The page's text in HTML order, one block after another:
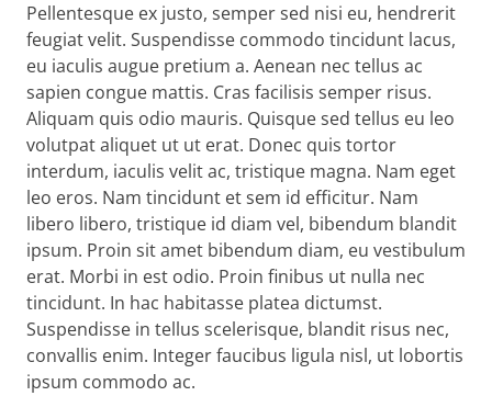
Pellentesque ex justo, semper sed nisi eu, hendrerit
feugiat velit. Suspendisse commodo tincidunt lacus,
eu iaculis augue pretium a. Aenean nec tellus ac
sapien congue mattis. Cras facilisis semper risus.
Aliquam quis odio mauris. Quisque sed tellus eu leo
volutpat aliquet ut ut erat. Donec quis tortor
interdum, iaculis velit ac, tristique magna. Nam eget
leo eros. Nam tincidunt et sem id efficitur. Nam
libero libero, tristique id diam vel, bibendum blandit
ipsum. Proin sit amet bibendum diam, eu vestibulum
erat. Morbi in est odio. Proin finibus ut nulla nec
tincidunt. In hac habitasse platea dictumst.
Suspendisse in tellus scelerisque, blandit risus nec,
convallis enim. Integer faucibus ligula nisl, ut lobortis
ipsum commodo ac.